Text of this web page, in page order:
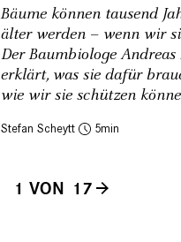
Bäume können tausend
älter werden – wenn wir
Der Baumbiologe
erklärt, was sie dafür
wie wir sie schützen
Stefan Scheytt 5
1 VON 17